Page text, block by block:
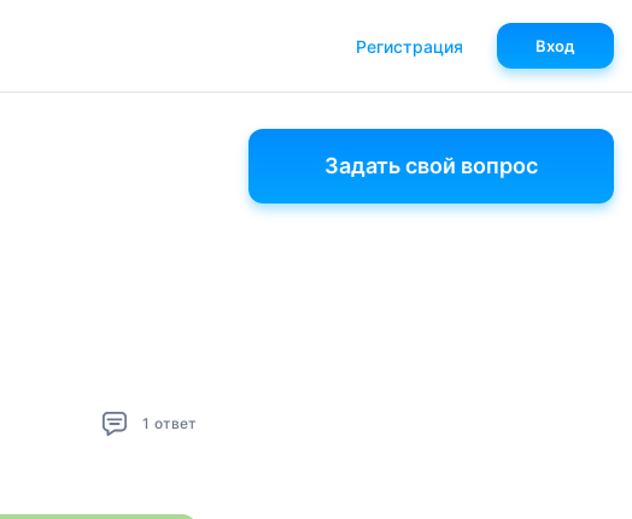
1 ответ
Задать свой вопрос
Регистрация Вход